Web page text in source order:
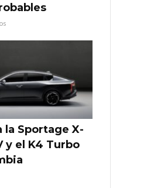
la Sportage X-
y el K4 Turbo